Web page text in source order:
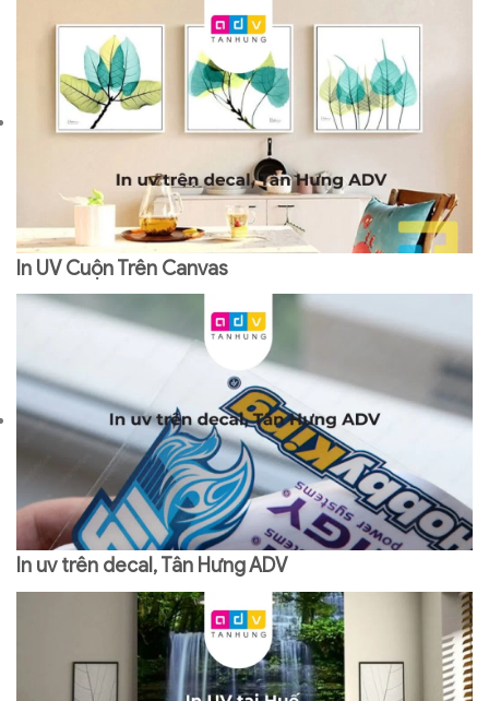
In UV Cuộn Trên Canvas
In uv trên decal, Tân Hưng ADV